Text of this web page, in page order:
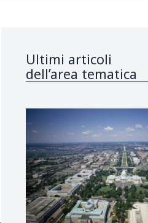
Ultimi articoli
dell’area tematica